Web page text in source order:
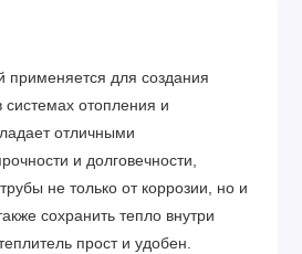
применяется для создания
системах отопления и
отличными
и долговечности,
не только от коррозии, но и
сохранить тепло внутри
прост и удобен.